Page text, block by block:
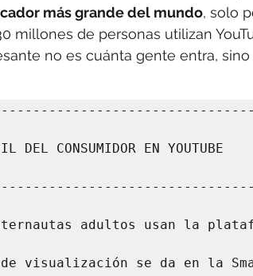
más grande del mundo, solo
millones de personas utilizan
no es cuánta gente entra, sino
EN YOUTUBE
adultos usan la
visualización se da en la